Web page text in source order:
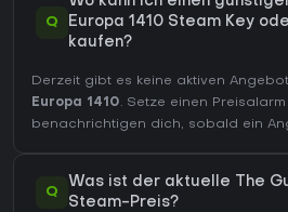
Q
Europa 1410 Steam Key
kaufen?
Derzeit gibt es keine aktiven
Europa 1410. Setze einen
benachrichtigen dich, sobald ein
Q
Was ist der aktuelle The
Steam-Preis?